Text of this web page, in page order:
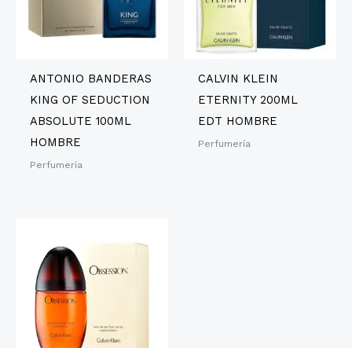
ANTONIO BANDERAS
KING OF SEDUCTION
ABSOLUTE 100ML
HOMBRE
Perfumería
CALVIN KLEIN
ETERNITY 200ML
EDT HOMBRE
Perfumería